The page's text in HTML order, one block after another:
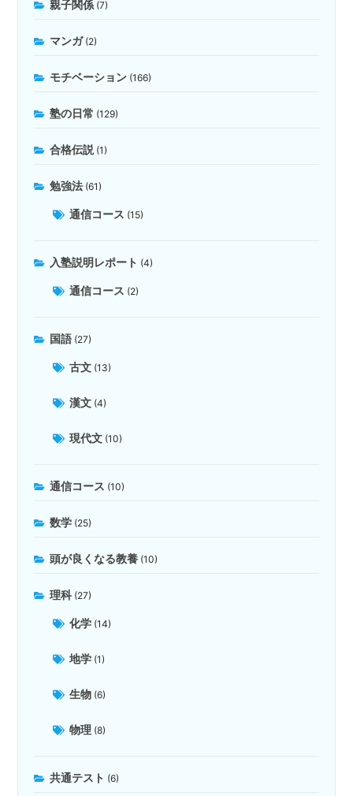
親子関係 (7)
マンガ(2)
モチベーション (166)
塾の日常 (129)
合格伝説(1)
勉強法 (61)
通信コース (15)
入塾説明レポート (4)
通信コース (2)
国語 (27)
古文 (13)
漢文 (4)
現代文 (10)
通信コース (10)
数学 (25)
頭が良くなる教養 (10)
理科 (27)
化学 (14)
地学 (1)
生物 (6)
物理 (8)
共通テスト (6)